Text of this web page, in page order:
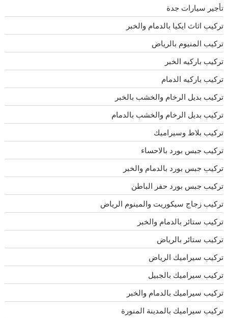
تأجير سيارات جدة
تركيب اثاث ايكيا بالدمام والخبر
تركيب المنيوم بالرياض
تركيب باركيه الخبر
تركيب باركيه الدمام
تركيب بديل الرخام والخشب بالخبر
تركيب بديل الرخام والخشب بالدمام
تركيب بلاط وسيراميك
تركيب جبس بورد بالاحساء
تركيب جبس بورد بالدمام والخبر
تركيب جبس بورد حفر الباطن
تركيب زجاج سيكوريت والمينوم الرياض
تركيب ستائر بالدمام والخبر
تركيب ستائر بالرياض
تركيب سيراميك الرياض
تركيب سيراميك بالجبيل
تركيب سيراميك بالدمام والخبر
تركيب سيراميك بالمدينة المنورة